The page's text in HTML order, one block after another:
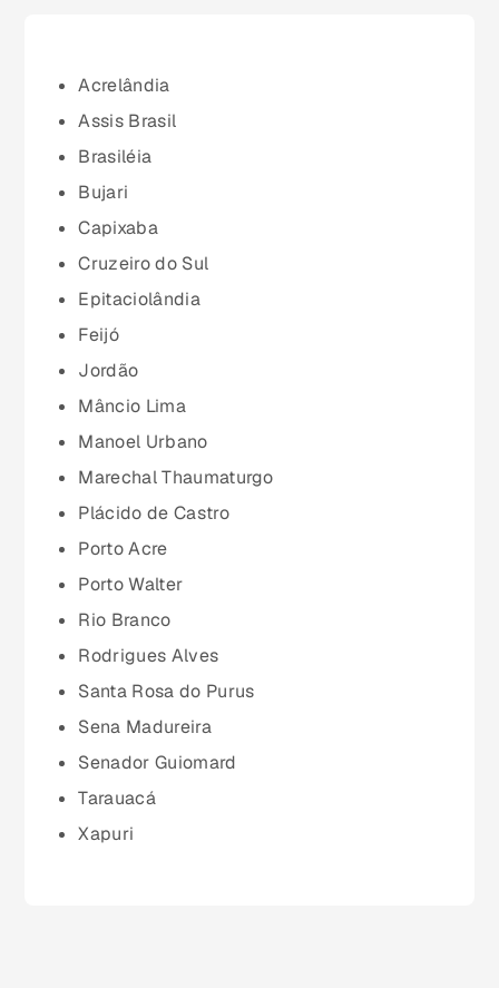
Maranhão (MA)
Paraíba (PB)
Paraná (PR)
Acrelândia
Assis Brasil
Brasiléia
Bujari
Capixaba
Cruzeiro do Sul
Epitaciolândia
Feijó
Jordão
Mâncio Lima
Manoel Urbano
Marechal Thaumaturgo
Plácido de Castro
Porto Acre
Porto Walter
Rio Branco
Rodrigues Alves
Santa Rosa do Purus
Sena Madureira
Senador Guiomard
Tarauacá
Xapuri